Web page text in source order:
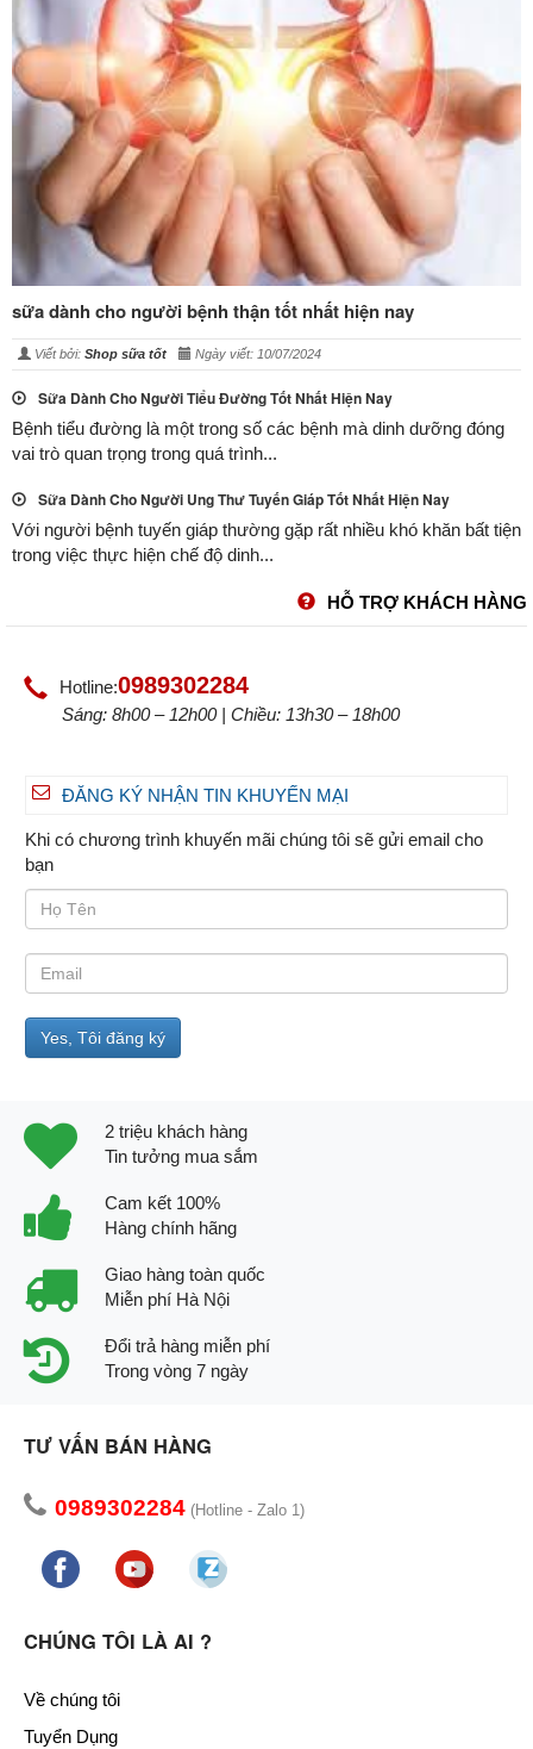
sữa dành cho người bệnh thận tốt nhất hiện nay
Viết bởi: Shop sữa tốt Ngày viết: 10/07/2024
Sữa Dành Cho Người Tiểu Đường Tốt Nhất Hiện Nay
Bệnh tiểu đường là một trong số các bệnh mà dinh dưỡng đóng
vai trò quan trọng trong quá trình...
Sữa Dành Cho Người Ung Thư Tuyến Giáp Tốt Nhất Hiện Nay
Với người bệnh tuyến giáp thường gặp rất nhiều khó khăn bất tiện
trong việc thực hiện chế độ dinh...
HỖ TRỢ KHÁCH HÀNG
Hotline:0989302284
Sáng: 8h00 – 12h00 | Chiều: 13h30 – 18h00
ĐĂNG KÝ NHẬN TIN KHUYẾN MẠI
Khi có chương trình khuyến mãi chúng tôi sẽ gửi email cho
bạn
2 triệu khách hàng
Tin tưởng mua sắm
Cam kết 100%
Hàng chính hãng
Giao hàng toàn quốc
Miễn phí Hà Nội
Đổi trả hàng miễn phí
Trong vòng 7 ngày
TƯ VẤN BÁN HÀNG
0989302284 (Hotline - Zalo 1)
CHÚNG TÔI LÀ AI ?
Về chúng tôi
Tuyển Dụng